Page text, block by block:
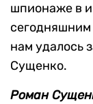
шпионаже в
нам удалось
Сущенко.
Роман